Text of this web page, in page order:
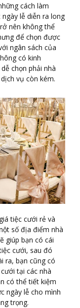
cách làm
lễ diễn ra long
nên không thể
để chọn được
ngân sách của
có kinh
chọn phải nhà
vụ còn kém.
tiệc cưới rẻ và
số địa điểm nhà
giúp bạn có cái
cưới, sau đó
ra, bạn cũng có
tại các nhà
có thể tiết kiệm
ngày lễ cho mình
trọng.